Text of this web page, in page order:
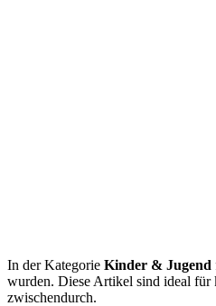
In der Kategorie Kinder & Jugend
wurden. Diese Artikel sind ideal für
zwischendurch.